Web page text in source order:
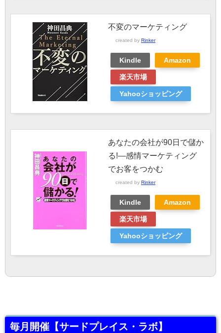
不変のマーケティング
created by Rinker
Kindle Amazon
楽天市場
Yahooショッピング
あなたの会社が90日で儲か
る!―感情マーケティング
でお客をつかむ
created by Rinker
Kindle Amazon
楽天市場
Yahooショッピング
毎月開催【サードプレイス・ラボ】